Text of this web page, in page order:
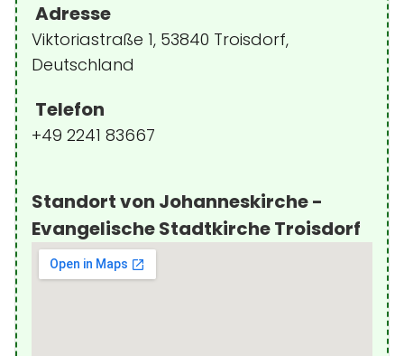
Adresse
Viktoriastraße 1, 53840 Troisdorf,
Deutschland
Telefon
+49 2241 83667
Standort von Johanneskirche -
Evangelische Stadtkirche Troisdorf